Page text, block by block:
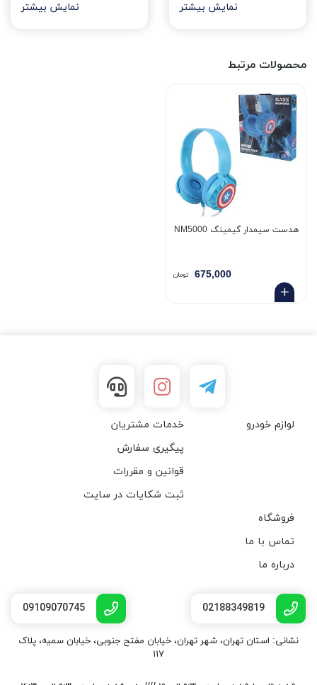
نمایش بیشتر نمایش بیشتر
محصولات مرتبط
هدست سیمدار گیمینگ NM5000
675,000 تومان
لوازم خودرو
خدمات مشتریان
پیگیری سفارش
قوانین و مقررات
ثبت شکایات در سایت
فروشگاه
تماس با ما
درباره ما
02188349819
09109070745
نشانی: استان تهران، شهر تهران، خیابان مفتح جنوبی، خیابان سمیه، پلاک
۱۱۷